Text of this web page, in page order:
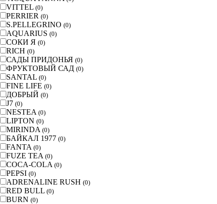
VITTEL (0)
PERRIER (0)
S.PELLEGRINO (0)
AQUARIUS (0)
СОКИ Я (0)
RICH (0)
САДЫ ПРИДОНЬЯ (0)
ФРУКТОВЫЙ САД (0)
SANTAL (0)
FINE LIFE (0)
ДОБРЫЙ (0)
J7 (0)
NESTEA (0)
LIPTON (0)
MIRINDA (0)
БАЙКАЛ 1977 (0)
FANTA (0)
FUZE TEA (0)
COCA-COLA (0)
PEPSI (0)
ADRENALINE RUSH (0)
RED BULL (0)
BURN (0)